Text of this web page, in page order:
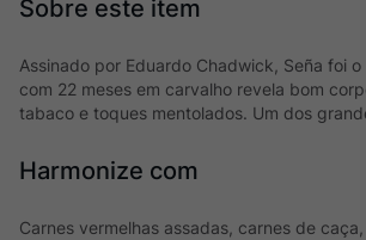
Assinado por Eduardo Chadwick, Seña foi
com 22 meses em carvalho revela bom
tabaco e toques mentolados. Um dos
Harmonize com
Carnes vermelhas assadas, carnes de